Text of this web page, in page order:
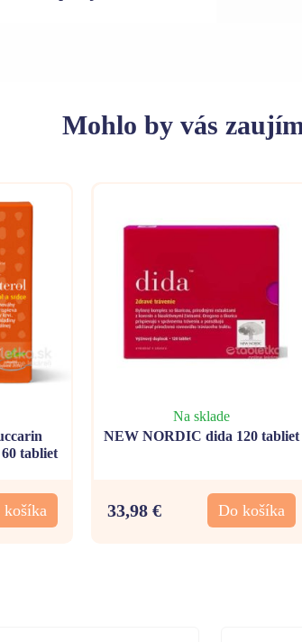
Mohlo by vás
tabliet
košíka
Na sklade
NEW NORDIC dida 120 tabliet
33,98 € Do košíka